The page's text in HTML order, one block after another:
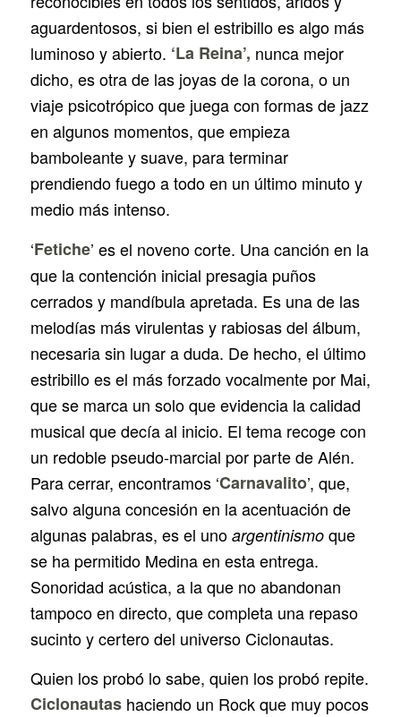
aguardentosos, si bien el estribillo es algo más
luminoso y abierto. ‘La Reina’, nunca mejor
dicho, es otra de las joyas de la corona, o un
viaje psicotrópico que juega con formas de jazz
en algunos momentos, que empieza
bamboleante y suave, para terminar
prendiendo fuego a todo en un último minuto y
medio más intenso.
‘Fetiche’ es el noveno corte. Una canción en la
que la contención inicial presagia puños
cerrados y mandíbula apretada. Es una de las
melodías más virulentas y rabiosas del álbum,
necesaria sin lugar a duda. De hecho, el último
estribillo es el más forzado vocalmente por Mai,
que se marca un solo que evidencia la calidad
musical que decía al inicio. El tema recoge con
un redoble pseudo-marcial por parte de Alén.
Para cerrar, encontramos ‘Carnavalito’, que,
salvo alguna concesión en la acentuación de
algunas palabras, es el uno argentinismoque
se ha permitido Medina en esta entrega.
Sonoridad acústica, a la que no abandonan
tampoco en directo, que completa una repaso
sucinto y certero del universo Ciclonautas.
Quien los probó lo sabe, quien los probó repite.
Ciclonautashaciendo un Rock que muy pocos